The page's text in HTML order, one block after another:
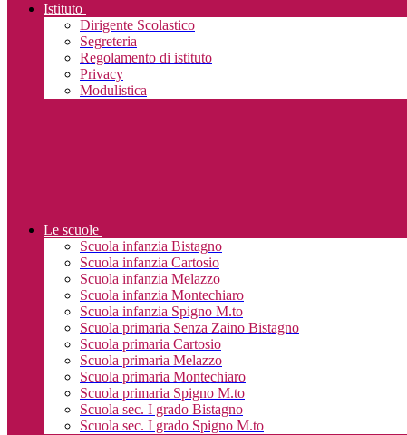
Istituto
Dirigente Scolastico
Segreteria
Regolamento di istituto
Privacy
Modulistica
Le scuole
Scuola infanzia Bistagno
Scuola infanzia Cartosio
Scuola infanzia Melazzo
Scuola infanzia Montechiaro
Scuola infanzia Spigno M.to
Scuola primaria Senza Zaino Bistagno
Scuola primaria Cartosio
Scuola primaria Melazzo
Scuola primaria Montechiaro
Scuola primaria Spigno M.to
Scuola sec. I grado Bistagno
Scuola sec. I grado Spigno M.to